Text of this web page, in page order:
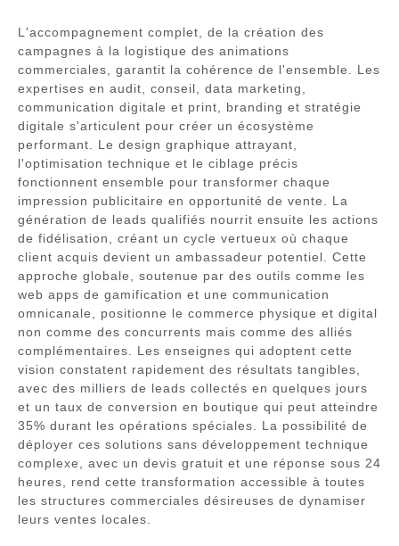
L'accompagnement complet, de la création des
campagnes à la logistique des animations
commerciales, garantit la cohérence de l'ensemble. Les
expertises en audit, conseil, data marketing,
communication digitale et print, branding et stratégie
digitale s'articulent pour créer un écosystème
performant. Le design graphique attrayant,
l'optimisation technique et le ciblage précis
fonctionnent ensemble pour transformer chaque
impression publicitaire en opportunité de vente. La
génération de leads qualifiés nourrit ensuite les actions
de fidélisation, créant un cycle vertueux où chaque
client acquis devient un ambassadeur potentiel. Cette
approche globale, soutenue par des outils comme les
web apps de gamification et une communication
omnicanale, positionne le commerce physique et digital
non comme des concurrents mais comme des alliés
complémentaires. Les enseignes qui adoptent cette
vision constatent rapidement des résultats tangibles,
avec des milliers de leads collectés en quelques jours
et un taux de conversion en boutique qui peut atteindre
35% durant les opérations spéciales. La possibilité de
déployer ces solutions sans développement technique
complexe, avec un devis gratuit et une réponse sous 24
heures, rend cette transformation accessible à toutes
les structures commerciales désireuses de dynamiser
leurs ventes locales.